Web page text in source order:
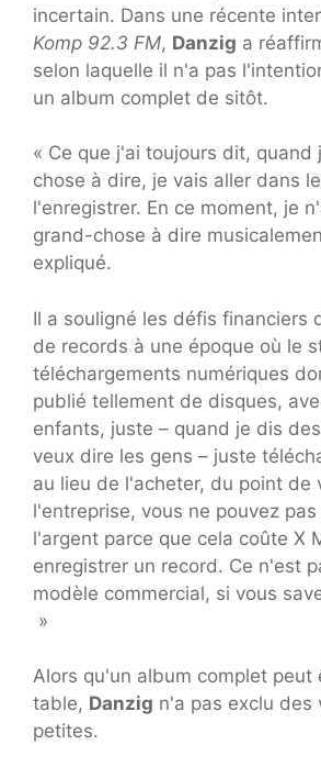
incertain. Dans une récente
Komp 92.3 FM, Danzig a
selon laquelle il n'a pas
un album complet de sitôt.
« Ce que j'ai toujours dit, quand
chose à dire, je vais aller dans
l'enregistrer. En ce moment, je
grand-chose à dire
expliqué.
Il a souligné les défis financiers
de records à une époque où le
téléchargements numériques
publié tellement de disques,
enfants, juste – quand je dis
veux dire les gens – juste
au lieu de l'acheter, du point de
l'entreprise, vous ne pouvez
l'argent parce que cela coûte X
enregistrer un record. Ce n'est
modèle commercial, si vous
»
Alors qu'un album complet peut
table, Danzig n'a pas exclu des
petites.